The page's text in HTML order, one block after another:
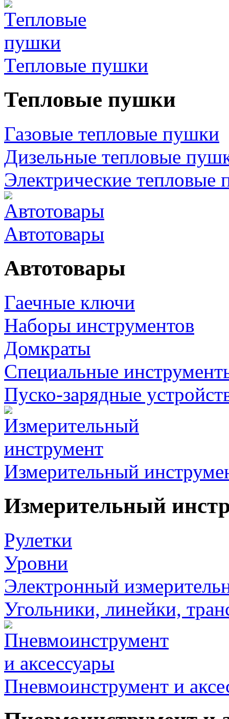
Тепловые пушки
Тепловые пушки
Газовые тепловые пушки
Дизельные тепловые
Электрические тепловые
Автотовары
Автотовары
Гаечные ключи
Наборы инструментов
Домкраты
Специальные
Пуско-зарядные
Измерительный
Измерительный
Рулетки
Уровни
Электронный
Угольники, линейки,
Пневмоинструмент и